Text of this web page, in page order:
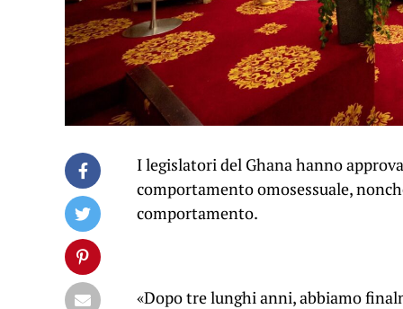
I legislatori del Ghana hanno
comportamento omosessuale,
comportamento.
«Dopo tre lunghi anni, abbiamo